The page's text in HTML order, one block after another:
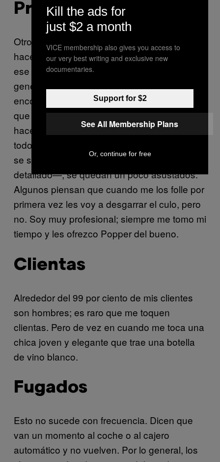
Primerizos ansiosos
Otro de los retos de mi trabajo es tratar de
hacer que los clientes primerizos superen
ese umbral de nervios. La situación les
genera mucha ansiedad, por eso de
encontrarse con un extraño. Siempre pienso
que es como el proceso de la gente que se
hace un tatuaje por primera vez. A pesar de
todo lo que pongo en mi perfil para hacer que
se sientan a gusto —y mi sitio web es muy
detallado—, se quedan un poco asustados.
Algunos piensan que cuando me los folle por
primera vez les voy a desgarrar el culo, pero
no. Soy muy profesional; siempre me tomo mi
tiempo y les ofrezco Popper del bueno.
Clientas
Alrededor del 99 por ciento de mis clientes
son hombres; es raro que me toquen
clientas. Pero de vez en cuando me toca una
chica joven y elegante que trae una botella
de vino blanco.
Fugados
Esto no sucede con frecuencia. Dicen que
van un momento al coche o al cajero
automático y no vuelven. Por lo general, los
Kill the ads for
just $2 a month
VICE membership also gives you access to
our very best writing and exclusive new
documentaries.
Support for $2
See All Membership Plans
Or, continue for free